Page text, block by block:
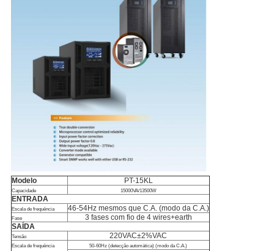
Modelo PT-15KL
Capacidade 15000VA/13500W
ENTRADA
Escala de frequência 46-54Hz mesmos que C.A. (modo da C.A.)
Fase
3 fases com fio de 4 wires+earth
SAÍDA
Tensão 220VAC±2%VAC
Escala de frequência
50-60Hz (detecção automática) (modo da C.A.)